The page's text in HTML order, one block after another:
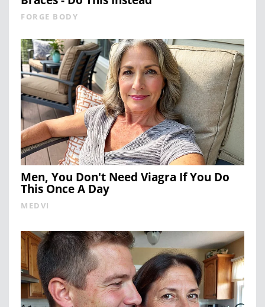
FORGE BODY
Men, You Don't Need Viagra If You Do
This Once A Day
MEDVI